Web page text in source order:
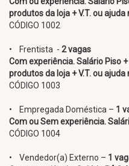
produtos da loja + V.T. ou
CÓDIGO 1002
• Frentista - 2 vagas
Com experiência. Salário Piso
produtos da loja + V.T. ou ajuda
CÓDIGO 1003
• Empregada Doméstica – 1
Com ou Sem experiência.
CÓDIGO 1004
• Vendedor(a) Externo – 1